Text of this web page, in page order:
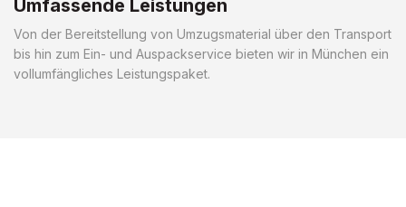
Umfassende Leistungen
Von der Bereitstellung von Umzugsmaterial über den Transport
bis hin zum Ein- und Auspackservice bieten wir in München ein
vollumfängliches Leistungspaket.